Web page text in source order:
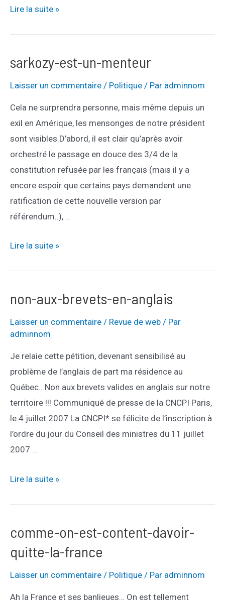
sarkozy-
detruire-
notre-
economie
Lire la suite »
sarkozy-est-un-menteur
Laisser un commentaire / Politique / Par adminnom
Cela ne surprendra personne, mais même depuis un
exil en Amérique, les mensonges de notre président
sont visibles.D’abord, il est clair qu’après avoir
orchestré le passage en douce des 3/4 de la
constitution refusée par les français (mais il y a
encore espoir que certains pays demandent une
ratification de cette nouvelle version par
référendum..), …
sarkozy-
Lire la suite »
non-aux-brevets-en-anglais
Laisser un commentaire / Revue de web / Par
adminnom
Je relaie cette pétition, devenant sensibilisé au
problème de l’anglais de part ma résidence au
Québec.. Non aux brevets valides en anglais sur notre
territoire !!! Communiqué de presse de la CNCPI Paris,
le 4 juillet 2007 La CNCPI* se félicite de l’inscription à
l’ordre du jour du Conseil des ministres du 11 juillet
2007 …
non-
anglais
Lire la suite »
comme-on-est-content-davoir-
quitte-la-france
Laisser un commentaire / Politique / Par adminnom
Ah la France et ses banlieues… On est tellement